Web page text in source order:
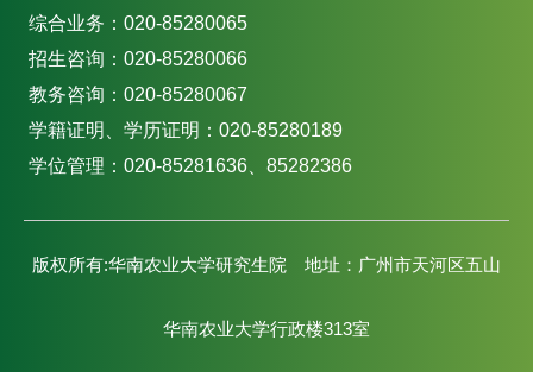
综合业务：020-85280065
招生咨询：020-85280066
教务咨询：020-85280067
学籍证明、学历证明：020-85280189
学位管理：020-85281636、85282386
版权所有:华南农业大学研究生院 地址：广州市天河区五山
华南农业大学行政楼313室